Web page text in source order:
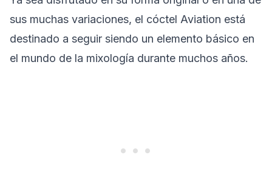
sus muchas variaciones, el cóctel Aviation está
destinado a seguir siendo un elemento básico en
el mundo de la mixología durante muchos años.